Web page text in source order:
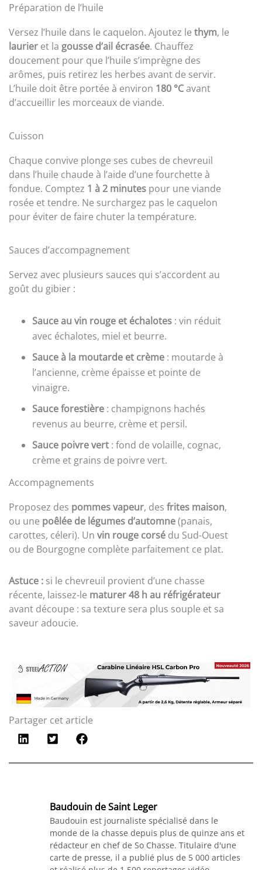
Préparation de l’huile
Versez l’huile dans le caquelon. Ajoutez le thym, le
laurier et la gousse d’ail écrasée. Chauffez
doucement pour que l’huile s’imprègne des
arômes, puis retirez les herbes avant de servir.
L’huile doit être portée à environ 180 °Cavant
d’accueillir les morceaux de viande.
Cuisson
Chaque convive plonge ses cubes de chevreuil
dans l’huile chaude à l’aide d’une fourchette à
fondue. Comptez 1 à 2 minutes pour une viande
rosée et tendre. Ne surchargez pas le caquelon
pour éviter de faire chuter la température.
Sauces d’accompagnement
Servez avec plusieurs sauces qui s’accordent au
goût du gibier :
Sauce au vin rouge et échalotes : vin réduit
avec échalotes, miel et beurre.
Sauce à la moutarde et crème : moutarde à
l’ancienne, crème épaisse et pointe de
vinaigre.
Sauce forestière : champignons hachés
revenus au beurre, crème et persil.
Sauce poivre vert : fond de volaille, cognac,
crème et grains de poivre vert.
Accompagnements
Proposez des pommes vapeur, des frites maison,
ou une poêlée de légumes d’automne(panais,
carottes, céleri). Un vin rouge corsé du Sud-Ouest
ou de Bourgogne complète parfaitement ce plat.
Astuce : si le chevreuil provient d’une chasse
récente, laissez-le maturer 48 h au réfrigérateur
avant découpe : sa texture sera plus souple et sa
saveur adoucie.
Partager cet article
Baudouin de Saint Leger
Baudouin est journaliste spécialisé dans le
monde de la chasse depuis plus de quinze ans et
rédacteur en chef de So Chasse. Titulaire d'une
carte de presse, il a publié plus de 5 000 articles